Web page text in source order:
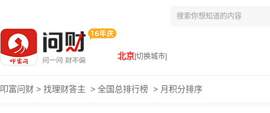
北京[切换城市]
叩富问财 > 找理财答主 > 全国总排行榜 > 月积分排序